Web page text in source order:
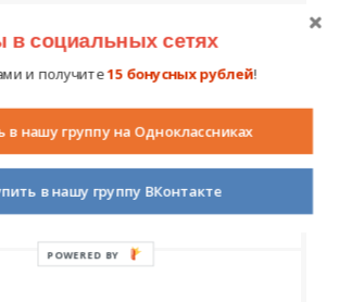
социальных сетях
и получите15 бонусных рублей!
в нашу группу на Одноклассниках
в нашу группу ВКонтакте
POWERED BY